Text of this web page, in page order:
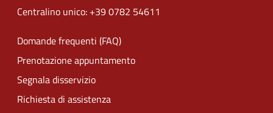
Centralino unico: +39 0782 54611
Domande frequenti (FAQ)
Prenotazione appuntamento
Segnala disservizio
Richiesta di assistenza